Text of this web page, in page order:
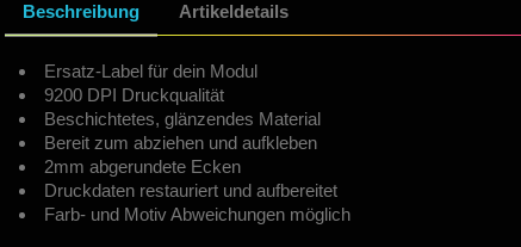
Beschreibung Artikeldetails
Ersatz-Label für dein Modul
9200 DPI Druckqualität
Beschichtetes, glänzendes Material
Bereit zum abziehen und aufkleben
2mm abgerundete Ecken
Druckdaten restauriert und aufbereitet
Farb- und Motiv Abweichungen möglich